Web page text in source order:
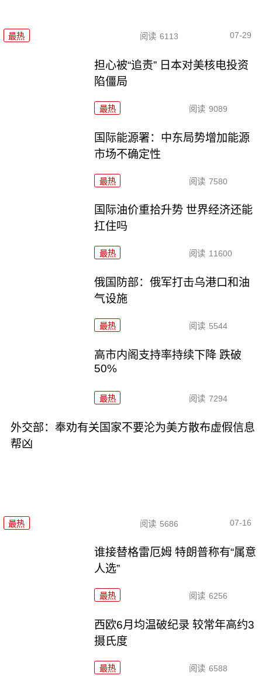
最热 阅读 6113 07-29
担心被“追责” 日本对美核电投资
陷僵局
最热 阅读 9089
国际能源署：中东局势增加能源
市场不确定性
最热 阅读 7580
国际油价重拾升势 世界经济还能
扛住吗
最热 阅读 11600
俄国防部：俄军打击乌港口和油
气设施
最热 阅读 5544
高市内阁支持率持续下降 跌破
50%
最热 阅读 7294
外交部：奉劝有关国家不要沦为美方散布虚假信息
帮凶
最热 阅读 5686 07-16
谁接替格雷厄姆 特朗普称有“属意
人选”
最热 阅读 6256
西欧6月均温破纪录 较常年高约3
摄氏度
最热 阅读 6588